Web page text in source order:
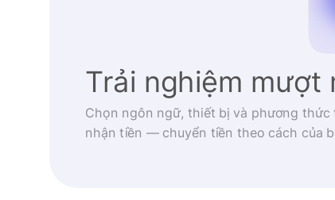
Trải nghiệm mượt
Chọn ngôn ngữ, thiết bị và phương thức
nhận tiền — chuyển tiền theo cách của